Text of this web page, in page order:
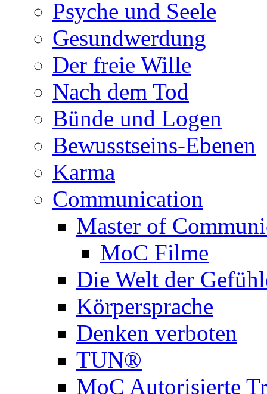
Psyche und Seele
Gesundwerdung
Der freie Wille
Nach dem Tod
Bünde und Logen
Bewusstseins-Ebenen
Karma
Communication
Master of
MoC Filme
Die Welt der
Körpersprache
Denken verboten
TUN®
MoC Autorisierte